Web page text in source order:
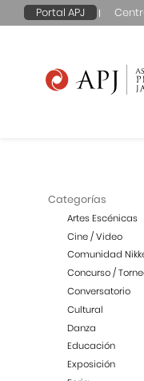
Portal APJ
Categorías
Artes Escénicas
Cine / Video
Comunidad
Concurso /
Conversatorio
Cultural
Danza
Educación
Exposición